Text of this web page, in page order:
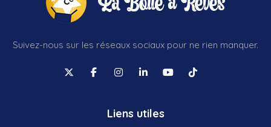
Suivez-nous sur les réseaux sociaux pour ne rien manquer.
Liens utiles